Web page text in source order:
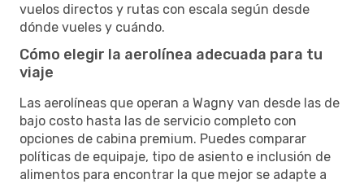
vuelos directos y rutas con escala según desde
dónde vueles y cuándo.
Cómo elegir la aerolínea adecuada para tu
viaje
Las aerolíneas que operan a Wagny van desde las de
bajo costo hasta las de servicio completo con
opciones de cabina premium. Puedes comparar
políticas de equipaje, tipo de asiento e inclusión de
alimentos para encontrar la que mejor se adapte a